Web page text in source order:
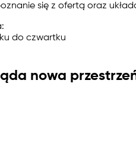
się z ofertą oraz
do czwartku
nowa